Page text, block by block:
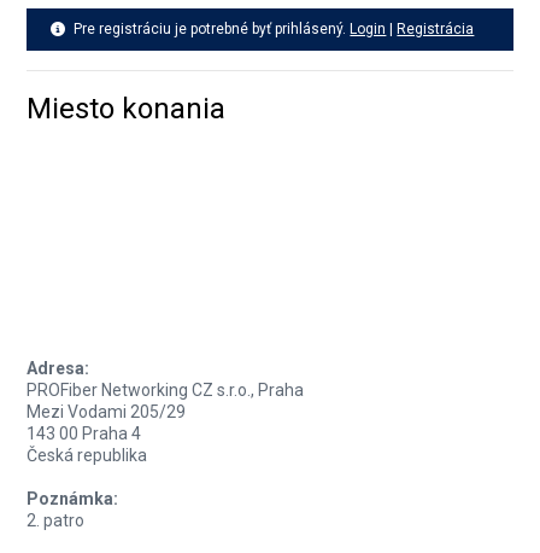
Pre registráciu je potrebné byť prihlásený. Login Registrácia
Miesto konania
Adresa:
PROFiber Networking CZ s.r.o., Praha
Mezi Vodami 205/29
143 00 Praha 4
Česká republika
Poznámka:
2. patro